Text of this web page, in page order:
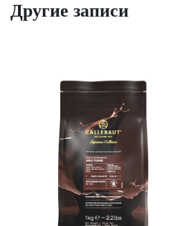
Другие записи